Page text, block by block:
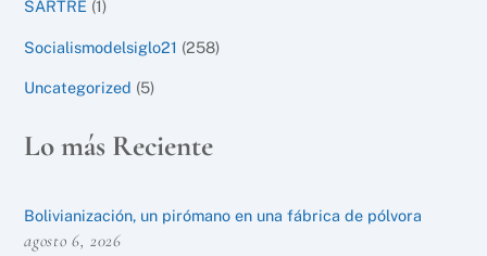
SARTRE (1)
Socialismodelsiglo21 (258)
Uncategorized (5)
Lo más Reciente
Bolivianización, un pirómano en una fábrica de pólvora
agosto 6, 2026